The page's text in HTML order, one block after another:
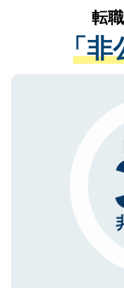
は、個人情
管理基準を
る、プライ
ご登録いた
で、機密保
かがいして
経験をまじ
させていた
ない方には
ので、まず
転
「